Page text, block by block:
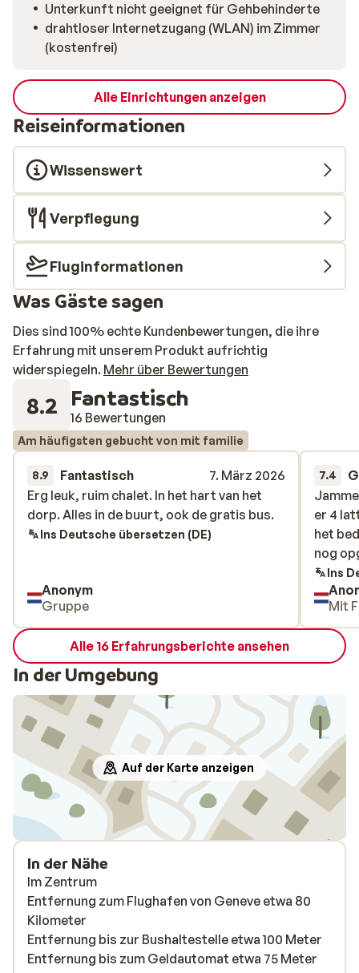
Unterkunft nicht geeignet für Gehbehinderte
drahtloser Internetzugang (WLAN) im Zimmer
(kostenfrei)
Alle Einrichtungen anzeigen
Reiseinformationen
Wissenswert
Verpflegung
Fluginformationen
Was Gäste sagen
Dies sind 100% echte Kundenbewertungen, die ihre
Erfahrung mit unserem Produkt aufrichtig
widerspiegeln. Mehr über Bewertungen
8.2 Fantastisch
16 Bewertungen
Am häufigsten gebucht von mit familie
8.9 Fantastisch
7. März 2026
Erg leuk, ruim chalet. In het hart van het
dorp. Alles in de buurt, ook de gratis bus.
Erg leuk, ruim chalet. In het hart van het
dorp. Alles in de buurt, ook de gratis bus.
Ins Deutsche übersetzen (DE)
Anonym
Gruppe
7.4
er 4
het
nog
er 4
het
nog
Ins
Mit
Alle 16 Erfahrungsberichte ansehen
In der Umgebung
Auf der Karte anzeigen
In der Nähe
Im Zentrum
Entfernung zum Flughafen von Geneve etwa 80
Kilometer
Entfernung bis zur Bushaltestelle etwa 100 Meter
Entfernung bis zum Geldautomat etwa 75 Meter